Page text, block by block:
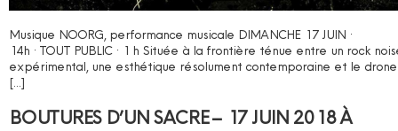
Musique NOORG, performance musicale DIMANCHE 17 JUIN ·
14h · TOUT PUBLIC · 1 h Située à la frontière ténue entre un rock
expérimental, une esthétique résolument contemporaine et le drone
[…]
BOUTURES D’UN SACRE – 17 JUIN 2018 À